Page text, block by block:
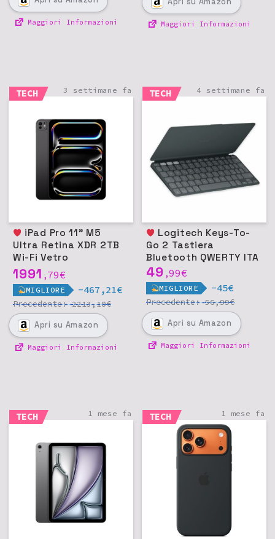
Maggiori Informazioni Maggiori Informazioni
TECH 3 settimane fa
Ultra Retina XDR 2TB
Wi-Fi Vetro
nanotexture - Nero
siderale
1991 ,79€
MIGLIORE -467,21€
Precedente:2213,10€
Apri su Amazon
Maggiori Informazioni
TECH 4 settimane fa
Go 2 Tastiera
Bluetooth QWERTY ITA
49 ,99€
MIGLIORE -45€
Precedente:56,99€
Apri su Amazon
Maggiori Informazioni
TECH 1 mese fa TECH 1 mese fa